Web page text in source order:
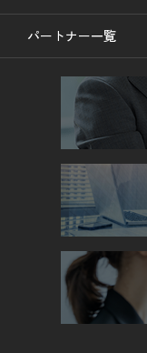
パートナー一覧